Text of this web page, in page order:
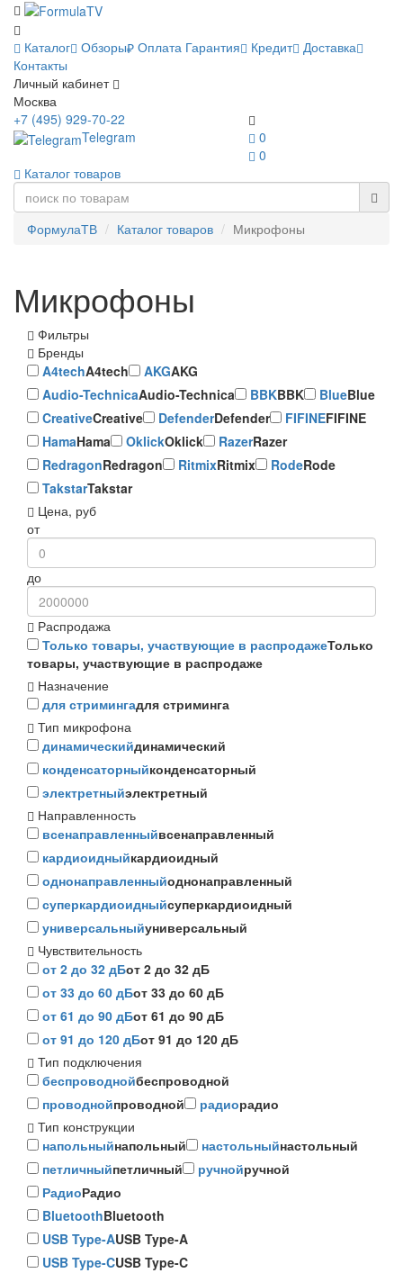
Каталог Обзоры Оплата Гарантия Кредит Доставка
Контакты
Личный кабинет
Москва
0
0
+7 (495) 929-70-22
Telegram
Каталог товаров
ФормулаТВ Каталог товаров Микрофоны
Микрофоны
Фильтры
Бренды
A4techA4tech AKGAKG
Audio-TechnicaAudio-Technica BBKBBK BlueBlue
CreativeCreative DefenderDefender FIFINEFIFINE
HamaHama OklickOklick RazerRazer
RedragonRedragon RitmixRitmix RodeRode
TakstarTakstar
Цена, руб
от
до
Распродажа
Только товары, участвующие в распродажеТолько
товары, участвующие в распродаже
Назначение
для стримингадля стриминга
Тип микрофона
динамическийдинамический
конденсаторныйконденсаторный
электретныйэлектретный
Направленность
всенаправленныйвсенаправленный
кардиоидныйкардиоидный
однонаправленныйоднонаправленный
суперкардиоидныйсуперкардиоидный
универсальныйуниверсальный
Чувствительность
от 2 до 32 дБот 2 до 32 дБ
от 33 до 60 дБот 33 до 60 дБ
от 61 до 90 дБот 61 до 90 дБ
от 91 до 120 дБот 91 до 120 дБ
Тип подключения
беспроводнойбеспроводной
проводнойпроводной радиорадио
Тип конструкции
напольныйнапольный настольныйнастольный
петличныйпетличный ручнойручной
РадиоРадио
BluetoothBluetooth
USB Type-AUSB Type-A
USB Type-CUSB Type-C